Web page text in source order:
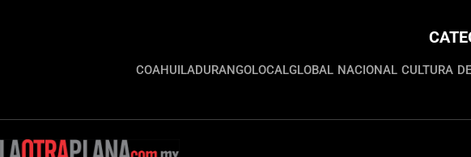
COAHUILADURANGOLOCALGLOBAL NACIONAL CULTURA